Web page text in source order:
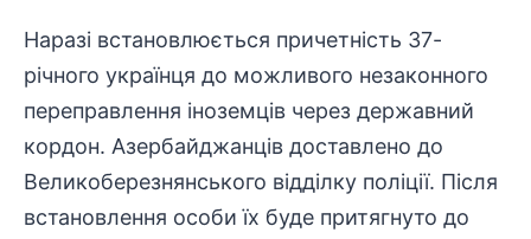
Наразі встановлюється причетність 37-
річного українця до можливого незаконного
переправлення іноземців через державний
кордон. Азербайджанців доставлено до
Великоберезнянського відділку поліції. Після
встановлення особи їх буде притягнуто до